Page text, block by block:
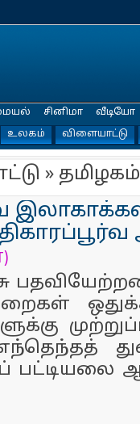
உலகம் விளையாட்டு
சினிமா வீடியோ
» தமிழகம்
பட்டியலை